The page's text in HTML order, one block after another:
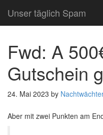
Unser täglich Spam
Fwd: A
Gutschein
24. Mai 2023 by
Aber mit zwei Punkten am